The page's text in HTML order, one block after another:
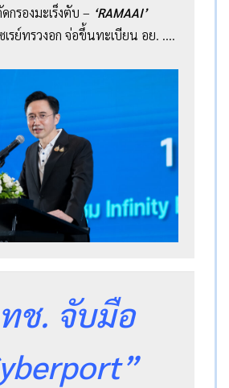
กรองมะเร็งตับ – ‘RAMAAI’
รย์ทรวงอก จ่อขึ้นทะเบียน อย. ….
ช. จับมือ